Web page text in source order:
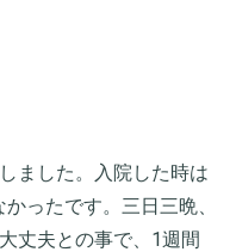
ました。入院した時は
ったです。三日三晩、
丈夫との事で、1週間